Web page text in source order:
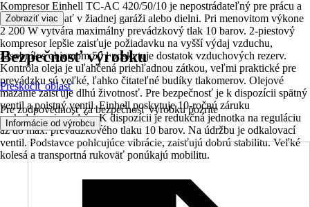
Kompresor Einhell TC-AC 420/50/10 je nepostrádateľný pre prácu a
nemal by chýbať v žiadnej garáži alebo dielni. Pri menovitom výkone
2 200 W vytvára maximálny prevádzkový tlak 10 barov. 2-piestový
kompresor lepšie zaisťuje požiadavku na vyšší výdaj vzduchu,
zásobník s objemom 50 l poskytuje dostatok vzduchových rezerv.
Kontrola oleja je uľahčená priehľadnou zátkou, veľmi praktické pre
prevádzku sú veľké, ľahko čitateľné budíky tlakomerov. Olejové
mazanie zaisťuje dlhú životnosť. Pre bezpečnosť je k dispozícii spätný
ventil a poistný ventil. Einhell poskytuje 10-ročnú záruku
prehrdzavenia nádrže. K dispozícii je redukčná jednotka na reguláciu
až do max. prevádzkového tlaku 10 barov. Na údržbu je odkalovací
ventil. Podstavce pohlcujúce vibrácie, zaisťujú dobrú stabilitu. Veľké
kolesá a transportná rukoväť ponúkajú mobilitu.
Zobraziť viac
Bezpečnosť výrobku
Preskočiť oblasť
Pre zodpovednosť za bezpečnosť výrobku pozrite
Informácie od výrobcu .